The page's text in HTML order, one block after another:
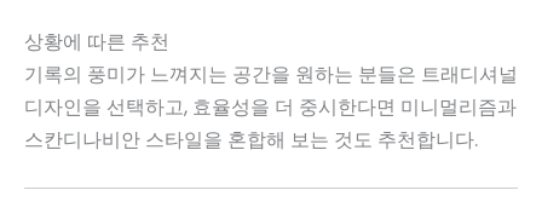
상황에 따른 추천
기록의 풍미가 느껴지는 공간을 원하는 분들은 트래디셔널
디자인을 선택하고, 효율성을 더 중시한다면 미니멀리즘과
스칸디나비안 스타일을 혼합해 보는 것도 추천합니다.